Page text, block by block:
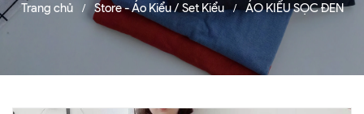
Trang chủ / Store - Áo Kiểu / Set Kiểu / ÁO KIỂU SỌC ĐEN